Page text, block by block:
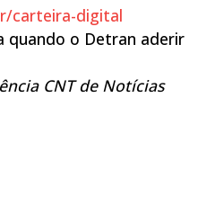
carteira-digital
quando o Detran aderir
CNT de Notícias